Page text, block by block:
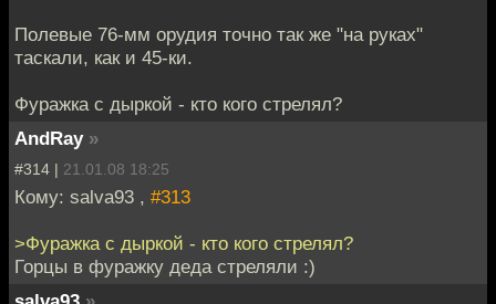
Полевые 76-мм орудия точно так же "на руках"
таскали, как и 45-ки.
Фуражка с дыркой - кто кого стрелял?
AndRay »
#314 | 21.01.08 18:25
Кому: salva93 , #313
>Фуражка с дыркой - кто кого стрелял?
Горцы в фуражку деда стреляли :)